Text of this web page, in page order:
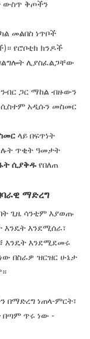
ውስጥ ቅጦችን
መልበስ ነጥቦች
የሮቦቲክ ክንዶች
ሊያስፈልጋቸው
ጋር ማከል ብዙውን
ሲስተም አዲሱን መስመር
ላይ በፍጥነት
ጥቂት ዓመታት
ሲያቅዱየበለጠ
ማድረግ
ጊዜ ሳንቲም እያወጡ
እንዴት እንደሚሰራ፣
እንዴት እንደሚደመሩ
በስራዎ ዝርዝር ሁኔታ
በማድረግ ነጠላ-ምርት፣
በጣም ጥሩ ነው -